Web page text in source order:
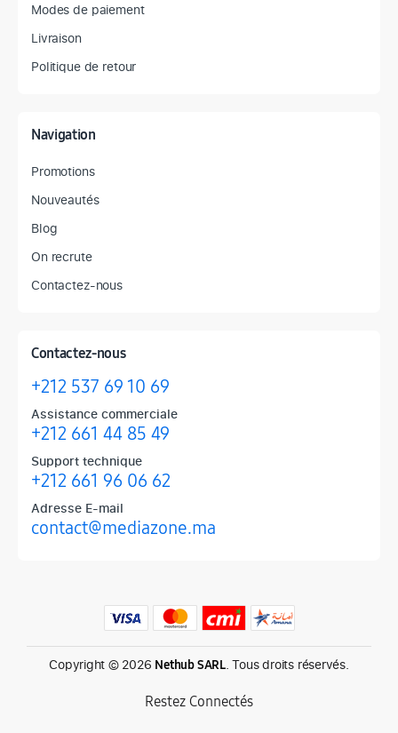
Modes de paiement
Livraison
Politique de retour
Navigation
Promotions
Nouveautés
Blog
On recrute
Contactez-nous
Contactez-nous
+212 537 69 10 69
Assistance commerciale
+212 661 44 85 49
Support technique
+212 661 96 06 62
Adresse E-mail
contact@mediazone.ma
Produits phares chez Mediazone
Retrouvez chez Mediazone les références incontournables :
Copyright © 2026 Nethub SARL. Tous droits réservés.
Restez Connectés